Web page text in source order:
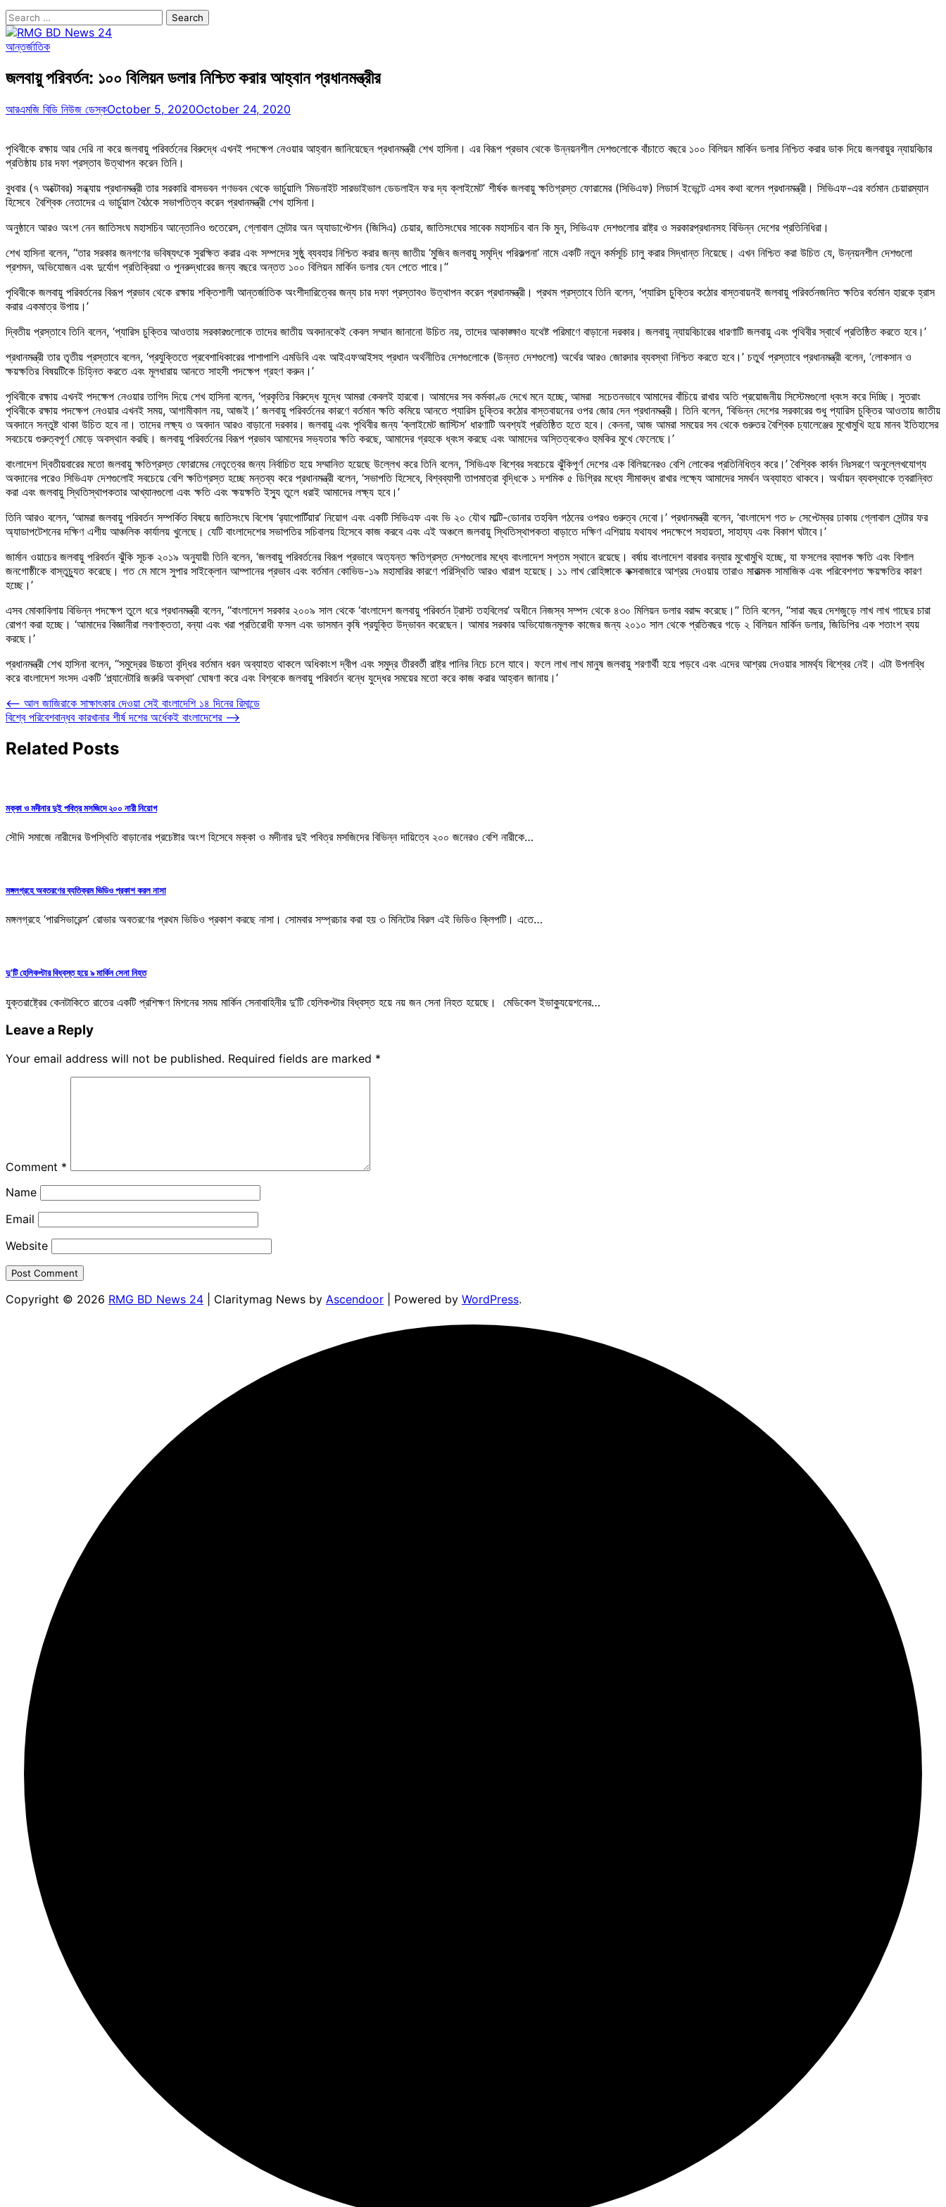
Search
for:
আন্তর্জাতিক
জলবায়ু পরিবর্তন: ১০০ বিলিয়ন ডলার নিশ্চিত করার আহ্বান প্রধানমন্ত্রীর
আরএমজি বিডি নিউজ ডেস্কOctober 5, 2020October 24, 2020
পৃথিবীকে রক্ষায় আর দেরি না করে জলবায়ু পরিবর্তনের বিরুদ্ধে এখনই পদক্ষেপ নেওয়ার আহ্বান জানিয়েছেন প্রধানমন্ত্রী শেখ হাসিনা। এর বিরূপ প্রভাব থেকে উন্নয়নশীল দেশগুলোকে বাঁচাতে বছরে ১০০ বিলিয়ন মার্কিন ডলার নিশ্চিত করার ডাক দিয়ে জলবায়ুর ন্যায়বিচার
প্রতিষ্ঠায় চার দফা প্রস্তাব উত্থাপন করেন তিনি।
বুধবার (৭ অক্টোবর) সন্ধ্যায় প্রধানমন্ত্রী তার সরকারি বাসভবন গণভবন থেকে ভার্চুয়ালি ‘মিডনাইট সারভাইভাল ডেডলাইন ফর দ্য ক্লাইমেট’ শীর্ষক জলবায়ু ক্ষতিগ্রস্ত ফোরামের (সিভিএফ) লিডার্স ইভেন্টে এসব কথা বলেন প্রধানমন্ত্রী। সিভিএফ-এর বর্তমান চেয়ারম্যান
হিসেবে বৈশ্বিক নেতাদের এ ভার্চুয়াল বৈঠকে সভাপতিত্ব করেন প্রধানমন্ত্রী শেখ হাসিনা।
অনুষ্ঠানে আরও অংশ নেন জাতিসংঘ মহাসচিব আন্তোনিও গুতেরেস, গ্লোবাল সেন্টার অন অ্যাডাপ্টেশন (জিসিএ) চেয়ার, জাতিসংঘের সাবেক মহাসচিব বান কি মুন, সিভিএফ দেশগুলোর রাষ্ট্র ও সরকারপ্রধানসহ বিভিন্ন দেশের প্রতিনিধিরা।
শেখ হাসিনা বলেন, ‘‘তার সরকার জনগণের ভবিষ্যৎকে সুরক্ষিত করার এবং সম্পদের সুষ্ঠু ব্যবহার নিশ্চিত করার জন্য জাতীয় ‘মুজিব জলবায়ু সমৃদ্ধি পরিকল্পনা’ নামে একটি নতুন কর্মসূচি চালু করার সিদ্ধান্ত নিয়েছে। এখন নিশ্চিত করা উচিত যে, উন্নয়নশীল দেশগুলো
প্রশমন, অভিযোজন এবং দুর্যোগ প্রতিক্রিয়া ও পুনরুদ্ধারের জন্য বছরে অন্তত ১০০ বিলিয়ন মার্কিন ডলার যেন পেতে পারে।’’
পৃথিবীকে জলবায়ু পরিবর্তনের বিরূপ প্রভাব থেকে রক্ষায় শক্তিশালী আন্তর্জাতিক অংশীদারিত্বের জন্য চার দফা প্রস্তাবও উত্থাপন করেন প্রধানমন্ত্রী। প্রথম প্রস্তাবে তিনি বলেন, ‘প্যারিস চুক্তির কঠোর বাস্তবায়নই জলবায়ু পরিবর্তনজনিত ক্ষতির বর্তমান হারকে হ্রাস
করার একমাত্র উপায়।’
দ্বিতীয় প্রস্তাবে তিনি বলেন, ‘প্যারিস চুক্তির আওতায় সরকারগুলোকে তাদের জাতীয় অবদানকেই কেবল সম্মান জানানো উচিত নয়, তাদের আকাঙ্ক্ষাও যথেষ্ট পরিমাণে বাড়ানো দরকার। জলবায়ু ন্যায়বিচারের ধারণাটি জলবায়ু এবং পৃথিবীর স্বার্থে প্রতিষ্ঠিত করতে হবে।’
প্রধানমন্ত্রী তার তৃতীয় প্রস্তাবে বলেন, ‘প্রযুক্তিতে প্রবেশাধিকারের পাশাপাশি এমডিবি এবং আইএফআইসহ প্রধান অর্থনীতির দেশগুলোকে (উন্নত দেশগুলো) অর্থের আরও জোরদার ব্যবস্থা নিশ্চিত করতে হবে।’ চতুর্থ প্রস্তাবে প্রধানমন্ত্রী বলেন, ‘লোকসান ও
ক্ষয়ক্ষতির বিষয়টিকে চিহ্নিত করতে এবং মূলধারায় আনতে সাহসী পদক্ষেপ গ্রহণ করুন।’
পৃথিবীকে রক্ষায় এখনই পদক্ষেপ নেওয়ার তাগিদ দিয়ে শেখ হাসিনা বলেন, ‘প্রকৃতির বিরুদ্ধে যুদ্ধে আমরা কেবলই হারবো। আমাদের সব কর্মকাণ্ড দেখে মনে হচ্ছে, আমরা সচেতনভাবে আমাদের বাঁচিয়ে রাখার অতি প্রয়োজনীয় সিস্টেমগুলো ধ্বংস করে দিচ্ছি। সুতরাং
পৃথিবীকে রক্ষায় পদক্ষেপ নেওয়ার এখনই সময়, আগামীকাল নয়, আজই।’ জলবায়ু পরিবর্তনের কারণে বর্তমান ক্ষতি কমিয়ে আনতে প্যারিস চুক্তির কঠোর বাস্তবায়নের ওপর জোর দেন প্রধানমন্ত্রী। তিনি বলেন, ‘বিভিন্ন দেশের সরকারের শুধু প্যারিস চুক্তির আওতায় জাতীয়
অবদানে সন্তুষ্ট থাকা উচিত হবে না। তাদের লক্ষ্য ও অবদান আরও বাড়ানো দরকার। জলবায়ু এবং পৃথিবীর জন্য ‘ক্লাইমেট জাস্টিস’ ধারণাটি অবশ্যই প্রতিষ্ঠিত হতে হবে। কেননা, আজ আমরা সময়ের সব থেকে গুরুতর বৈশ্বিক চ্যালেঞ্জের মুখোমুখি হয়ে মানব ইতিহাসের
সবচেয়ে গুরুত্বপূর্ণ মোড়ে অবস্থান করছি। জলবায়ু পরিবর্তনের বিরূপ প্রভাব আমাদের সভ্যতার ক্ষতি করছে, আমাদের গ্রহকে ধ্বংস করছে এবং আমাদের অস্তিত্বকেও হুমকির মুখে ফেলেছে।’
বাংলাদেশ দ্বিতীয়বারের মতো জলবায়ু ক্ষতিগ্রস্ত ফোরামের নেতৃত্বের জন্য নির্বাচিত হয়ে সম্মানিত হয়েছে উল্লেখ করে তিনি বলেন, ‘সিভিএফ বিশ্বের সবচেয়ে ঝুঁকিপূর্ণ দেশের এক বিলিয়নেরও বেশি লোকের প্রতিনিধিত্ব করে।’ বৈশ্বিক কার্বন নিঃসরণে অনুল্লেখযোগ্য
অবদানের পরেও সিভিএফ দেশগুলোই সবচেয়ে বেশি ক্ষতিগ্রস্ত হচ্ছে মন্তব্য করে প্রধানমন্ত্রী বলেন, ‘সভাপতি হিসেবে, বিশ্বব্যাপী তাপমাত্রা বৃদ্ধিকে ১ দশমিক ৫ ডিগ্রির মধ্যে সীমাবদ্ধ রাখার লক্ষ্যে আমাদের সমর্থন অব্যাহত থাকবে। অর্থায়ন ব্যবস্থাকে ত্বরান্বিত
করা এবং জলবায়ু স্থিতিস্থাপকতার আখ্যানগুলো এবং ক্ষতি এবং ক্ষয়ক্ষতি ইস্যু তুলে ধরাই আমাদের লক্ষ্য হবে।’
তিনি আরও বলেন, ‘আমরা জলবায়ু পরিবর্তন সম্পর্কিত বিষয়ে জাতিসংঘে বিশেষ ‘র‌্যাপোর্টিয়ার’ নিয়োগ এবং একটি সিভিএফ এবং ভি ২০ যৌথ মাল্টি-ডোনার তহবিল গঠনের ওপরও গুরুত্ব দেবো।’ প্রধানমন্ত্রী বলেন, ‘বাংলাদেশ গত ৮ সেপ্টেম্বর ঢাকায় গ্লোবাল সেন্টার ফর
অ্যাডাপটেশনের দক্ষিণ এশীয় আঞ্চলিক কার্যালয় খুলেছে। যেটি বাংলাদেশের সভাপতির সচিবালয় হিসেবে কাজ করবে এবং এই অঞ্চলে জলবায়ু স্থিতিস্থাপকতা বাড়াতে দক্ষিণ এশিয়ায় যথাযথ পদক্ষেপে সহায়তা, সাহায্য এবং বিকাশ ঘটাবে।’
জার্মান ওয়াচের জলবায়ু পরিবর্তন ঝুঁকি সূচক ২০১৯ অনুযায়ী তিনি বলেন, ‘জলবায়ু পরিবর্তনের বিরূপ প্রভাবে অত্যন্ত ক্ষতিগ্রস্ত দেশগুলোর মধ্যে বাংলাদেশ সপ্তম স্থানে রয়েছে। বর্ষায় বাংলাদেশ বারবার বন্যার মুখোমুখি হচ্ছে, যা ফসলের ব্যাপক ক্ষতি এবং বিশাল
জনগোষ্ঠীকে বাস্তুচ্যুত করেছে। গত মে মাসে সুপার সাইক্লোন আম্পানের প্রভাব এবং বর্তমান কোভিড-১৯ মহামারির কারণে পরিস্থিতি আরও খারাপ হয়েছে। ১১ লাখ রোহিঙ্গাকে কক্সবাজারে আশ্রয় দেওয়ায় তারাও মারাত্মক সামাজিক এবং পরিবেশগত ক্ষয়ক্ষতির কারণ
হচ্ছে।’
এসব মোকাবিলায় বিভিন্ন পদক্ষেপ তুলে ধরে প্রধানমন্ত্রী বলেন, ‘‘বাংলাদেশ সরকার ২০০৯ সাল থেকে ‘বাংলাদেশ জলবায়ু পরিবর্তন ট্রাস্ট তহবিলের’ অধীনে নিজস্ব সম্পদ থেকে ৪৩০ মিলিয়ন ডলার বরাদ্দ করেছে।’’ তিনি বলেন, ‘‘সারা বছর দেশজুড়ে লাখ লাখ গাছের চারা
রোপণ করা হচ্ছে। ‘আমাদের বিজ্ঞানীরা লবণাক্ততা, বন্যা এবং খরা প্রতিরোধী ফসল এবং ভাসমান কৃষি প্রযুক্তি উদ্ভাবন করেছেন। আমার সরকার অভিযোজনমূলক কাজের জন্য ২০১০ সাল থেকে প্রতিবছর গড়ে ২ বিলিয়ন মার্কিন ডলার, জিডিপির এক শতাংশ ব্যয়
করছে।’
প্রধানমন্ত্রী শেখ হাসিনা বলেন, ‘‘সমুদ্রের উচ্চতা বৃদ্ধির বর্তমান ধরন অব্যাহত থাকলে অধিকাংশ দ্বীপ এবং সমুদ্র তীরবর্তী রাষ্ট্র পানির নিচে চলে যাবে। ফলে লাখ লাখ মানুষ জলবায়ু শরণার্থী হয়ে পড়বে এবং এদের আশ্রয় দেওয়ার সামর্থ্য বিশ্বের নেই। এটা উপলব্ধি
করে বাংলাদেশ সংসদ একটি ‘প্ল্যানেটারি জরুরি অবস্থা’ ঘোষণা করে এবং বিশ্বকে জলবায়ু পরিবর্তন বন্ধে যুদ্ধের সময়ের মতো করে কাজ করার আহ্বান জানায়।’
Post
navigation
⟵ আল জাজিরাকে সাক্ষাৎকার দেওয়া সেই বাংলাদেশি ১৪ দিনের রিমান্ডে
বিশ্বে পরিবেশবান্ধব কারখানার শীর্ষ দশের অর্ধেকই বাংলাদেশের ⟶
Related Posts
মক্কা ও মদীনার দুই পবিত্র মসজিদে ২০০ নারী নিয়োগ
সৌদি সমাজে নারীদের উপস্থিতি বাড়ানোর প্রচেষ্টার অংশ হিসেবে মক্কা ও মদীনার দুই পবিত্র মসজিদের বিভিন্ন দায়িত্বে ২০০ জনেরও বেশি নারীকে…
মঙ্গলগ্রহে অবতরণের ব্যতিক্রম ভিডিও প্রকাশ করল নাসা
মঙ্গলগ্রহে ‘পারসিভারেন্স’ রোভার অবতরণের প্রথম ভিডিও প্রকাশ করছে নাসা। সোমবার সম্প্রচার করা হয় ৩ মিনিটের বিরল এই ভিডিও ক্লিপটি। এতে…
দু’টি হেলিকপ্টার বিধ্বস্ত হয়ে ৯ মার্কিন সেনা নিহত
যুক্তরাষ্ট্রের কেনটাকিতে রাতের একটি প্রশিক্ষণ মিশনের সময় মার্কিন সেনাবাহিনীর দু’টি হেলিকপ্টার বিধ্বস্ত হয়ে নয় জন সেনা নিহত হয়েছে। মেডিকেল ইভাক্যুয়েশনের…
Leave a Reply
Your email address will not be published. Required fields are marked *
Comment *
Name
Email
Website
Copyright © 2026 RMG BD News 24 | Claritymag News by Ascendoor | Powered by WordPress.